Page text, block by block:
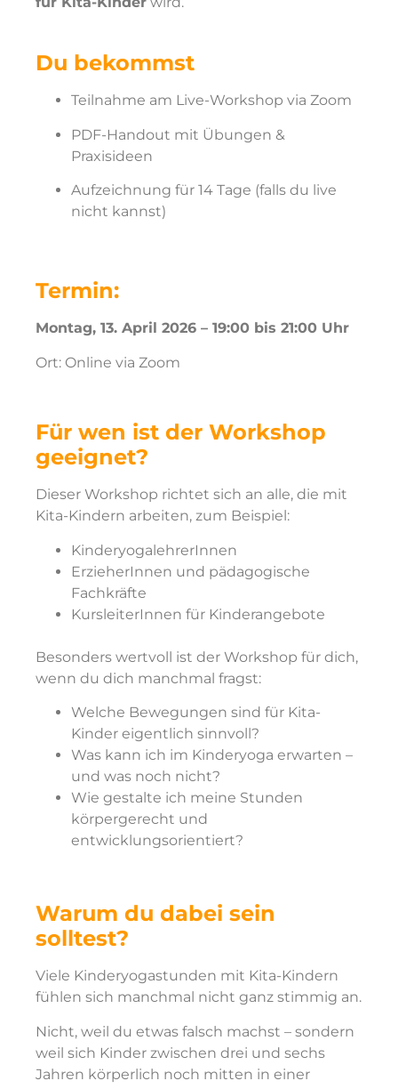
Du bekommst
Teilnahme am Live-Workshop via Zoom
PDF-Handout mit Übungen &
Praxisideen
Aufzeichnung für 14 Tage (falls du live
nicht kannst)
Termin:
Montag, 13. April 2026 – 19:00 bis 21:00 Uhr
Ort: Online via Zoom
Für wen ist der Workshop
geeignet?
Dieser Workshop richtet sich an alle, die mit
Kita-Kindern arbeiten, zum Beispiel:
KinderyogalehrerInnen
ErzieherInnen und pädagogische
Fachkräfte
KursleiterInnen für Kinderangebote
Besonders wertvoll ist der Workshop für dich,
wenn du dich manchmal fragst:
Welche Bewegungen sind für Kita-
Kinder eigentlich sinnvoll?
Was kann ich im Kinderyoga erwarten –
und was noch nicht?
Wie gestalte ich meine Stunden
körpergerecht und
entwicklungsorientiert?
Warum du dabei sein
solltest?
Viele Kinderyogastunden mit Kita-Kindern
fühlen sich manchmal nicht ganz stimmig an.
Nicht, weil du etwas falsch machst – sondern
weil sich Kinder zwischen drei und sechs
Jahren körperlich noch mitten in einer